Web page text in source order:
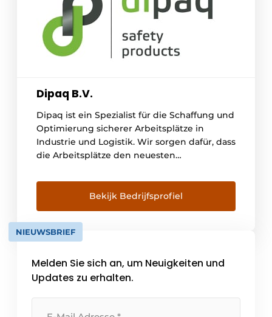
Dipaq B.V.
Dipaq ist ein Spezialist für die Schaffung und
Optimierung sicherer Arbeitsplätze in
Industrie und Logistik. Wir sorgen dafür, dass
die Arbeitsplätze den neuesten
Unsere Produktpalette umfasst unter
anderem flexible Anfahrsicherungen und
Sicherheitskipptore und -durchgänge.
Sicheres Arbeiten in der Höhe: Kipptore und
DurchgangsvorrichtungenTriax® Kipptore
einen sicheren und effizienten Transfer [...]
Bekijk Bedrijfsprofiel
NIEUWSBRIEF
Melden Sie sich an, um Neuigkeiten und
Updates zu erhalten.